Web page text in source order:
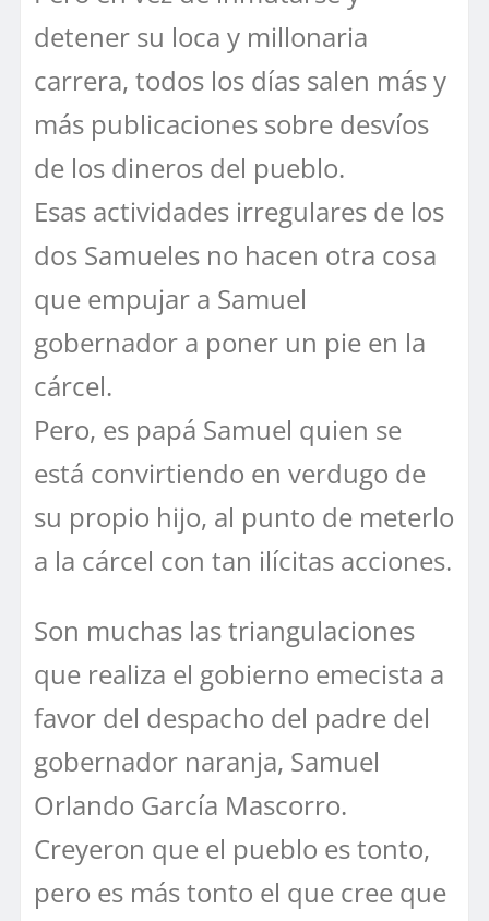
detener su loca y millonaria
carrera, todos los días salen más y
más publicaciones sobre desvíos
de los dineros del pueblo.
Esas actividades irregulares de los
dos Samueles no hacen otra cosa
que empujar a Samuel
gobernador a poner un pie en la
cárcel.
Pero, es papá Samuel quien se
está convirtiendo en verdugo de
su propio hijo, al punto de meterlo
a la cárcel con tan ilícitas acciones.
Son muchas las triangulaciones
que realiza el gobierno emecista a
favor del despacho del padre del
gobernador naranja, Samuel
Orlando García Mascorro.
Creyeron que el pueblo es tonto,
pero es más tonto el que cree que